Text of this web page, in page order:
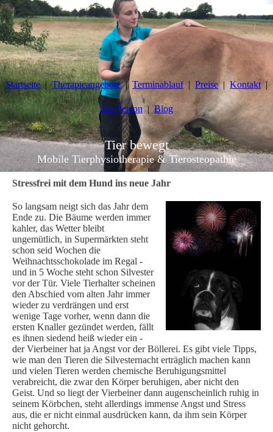
Startseite Therapieangebote Terminablauf Preise Kontakt
Zur Person Blog
Tierbewegt
Mobile Tierphysiotherapie & Tierosteopathie
Stressfrei mit dem Hund ins neue Jahr
So langsam neigt sich das Jahr dem
Ende zu. Die Bäume werden immer
kahler, das Wetter bleibt
ungemütlich, in Supermärkten steht
schon seid Wochen die
Weihnachtsschokolade im Regal -
und in 5 Woche steht schon Silvester
vor der Tür. Viele Tierhalter scheinen
den Abschied vom alten Jahr immer
wieder zu verdrängen und erst
wenige Tage vorher, wenn dann die
ersten Knaller gezündet werden, fällt
es ihnen siedend heiß wieder ein -
der Vierbeiner hat ja Angst vor der Böllerei. Es gibt viele Tipps,
wie man den Tieren die Silvesternacht erträglich machen kann
und vielen Tieren werden chemische Beruhigungsmittel
verabreicht, die zwar den Körper beruhigen, aber nicht den
Geist. Und so liegt der Vierbeiner dann augenscheinlich ruhig in
seinem Körbchen, steht allerdings immense Angst und Stress
aus, die er nicht einmal ausdrücken kann, da ihm sein Körper
nicht gehorcht.